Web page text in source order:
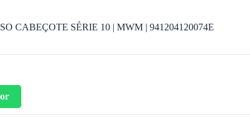
CABEÇOTE SÉRIE 10 | MWM | 941204120074E